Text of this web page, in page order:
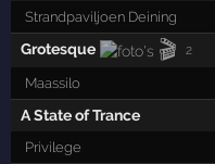
Strandpaviljoen Deining
Grotesque 🎬 2
Maassilo
A State of Trance
Privilege